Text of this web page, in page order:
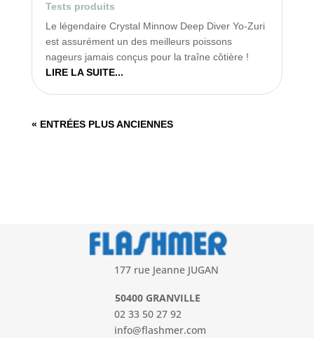
Tests produits
Le légendaire Crystal Minnow Deep Diver Yo-Zuri
est assurément un des meilleurs poissons
nageurs jamais conçus pour la traîne côtière !
LIRE LA SUITE...
« ENTRÉES PLUS ANCIENNES
177 rue Jeanne JUGAN
50400 GRANVILLE
02 33 50 27 92
info@flashmer.com